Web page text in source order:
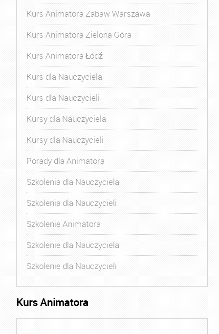
Kurs Animatora Zabaw Warszawa
Kurs Animatora Zielona Góra
Kurs Animatora Łódź
Kurs dla Nauczyciela
Kurs dla Nauczycieli
Kursy dla Nauczyciela
Kursy dla Nauczycieli
Porady dla Animatora
Szkolenia dla Nauczyciela
Szkolenia dla Nauczycieli
Szkolenie Animatora
Szkolenie dla Nauczyciela
Szkolenie dla Nauczycieli
Kurs Animatora